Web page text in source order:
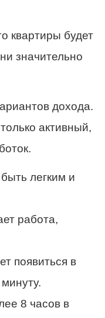
квартиры будет
значительно
дохода.
активный,
легким и
работа,
появиться в
8 часов в